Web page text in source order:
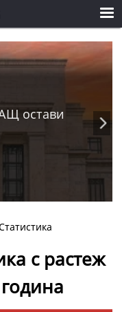
остави
с растеж